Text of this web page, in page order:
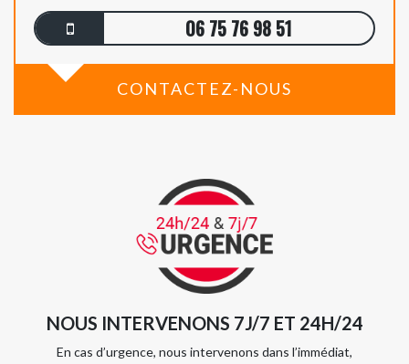
06 75 76 98 51
CONTACTEZ-NOUS
NOUS INTERVENONS 7J/7 ET 24H/24
En cas d’urgence, nous intervenons dans l’immédiat,